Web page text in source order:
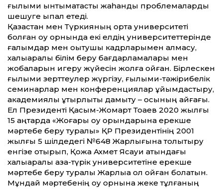
ғылыми ынтымақтастық жаһандық проблемаларды
шешуге ықпал етеді.
Қазақстан мен Түркияның ортақ университеті
болған оқу орнында екі елдің университет­терінде
ғалымдар мен оқытушы кадрларымен алмасу,
халықаралық білім беру бағдарламалары мен
жобаларын игеру жүйесін жолға қойған. Бірлескен
ғылыми зерт­теулер жүргізу, ғылыми-тәжірибелік
семинарлар мен конференциялар ұйымдастыру,
академиялық ұтқырлықты дамыту – осының айғағы.
Ел Президенті Қасым-Жомарт Тоқаев 2020 жылғы
15 қаңтарда «Жоғары оқу орындарына ерекше
мәртебе беру туралы» ҚР Президентінің 2001
жылғы 5 шілдедегі №648 Жарлығына толықтыру
енгізе отырып, Қожа Ахмет Ясауи атындағы
халықаралық қазақ-түрік университетіне ерекше
мәртебе беру туралы Жарлыққа қол қойған болатын.
Мұндай мәртебенің оқу орнына жеке тұлғаның